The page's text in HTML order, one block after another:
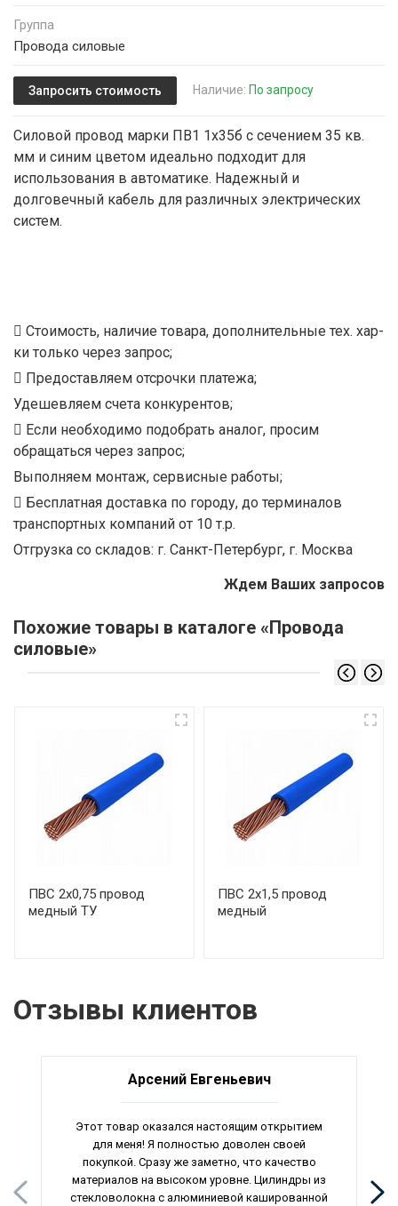
Группа
Провода силовые
Запросить стоимость Наличие: По запросу
Силовой провод марки ПВ1 1х35б с сечением 35 кв.
мм и синим цветом идеально подходит для
использования в автоматике. Надежный и
долговечный кабель для различных электрических
систем.
Стоимость, наличие товара, дополнительные тех. хар-
ки только через запрос;
Предоставляем отсрочки платежа;
Удешевляем счета конкурентов;
Если необходимо подобрать аналог, просим
обращаться через запрос;
Выполняем монтаж, сервисные работы;
Бесплатная доставка по городу, до терминалов
транспортных компаний от 10 т.р.
Отгрузка со складов: г. Санкт-Петербург, г. Москва
Ждем Ваших запросов
Похожие товары в каталоге «Провода
силовые»
ПВС 2х0,75 провод
медный ТУ
ПВС 2х1,5 провод
медный
Отзывы клиентов
Арсений Евгеньевич
Этот товар оказался настоящим открытием
для меня! Я полностью доволен своей
покупкой. Сразу же заметно, что качество
материалов на высоком уровне. Цилиндры из
стекловолокна с алюминиевой кашированной